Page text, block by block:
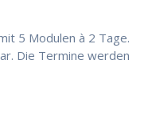
5 Modulen à 2 Tage.
Die Termine werden